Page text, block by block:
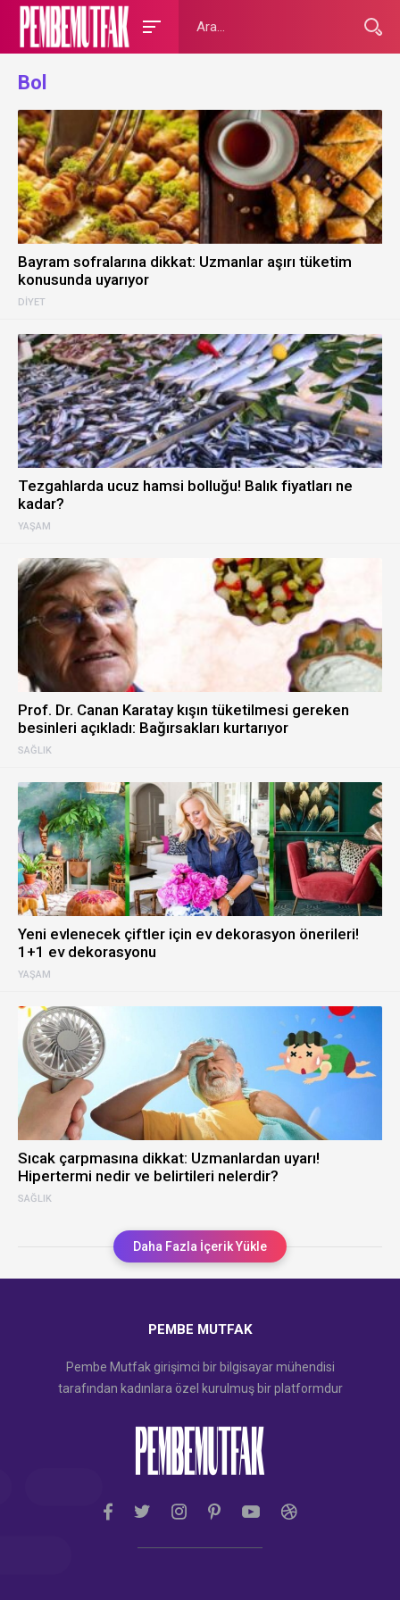
Bol
DIYET
Bayram sofralarına dikkat: Uzmanlar aşırı tüketim
konusunda uyarıyor
YAŞAM
Tezgahlarda ucuz hamsi bolluğu! Balık fiyatları ne
kadar?
SAĞLIK
Prof. Dr. Canan Karatay kışın tüketilmesi gereken
besinleri açıkladı: Bağırsakları kurtarıyor
YAŞAM
Yeni evlenecek çiftler için ev dekorasyon önerileri!
1+1 ev dekorasyonu
SAĞLIK
Sıcak çarpmasına dikkat: Uzmanlardan uyarı!
Hipertermi nedir ve belirtileri nelerdir?
Daha Fazla İçerik Yükle
PEMBE MUTFAK
Pembe Mutfak girişimci bir bilgisayar mühendisi
tarafından kadınlara özel kurulmuş bir platformdur